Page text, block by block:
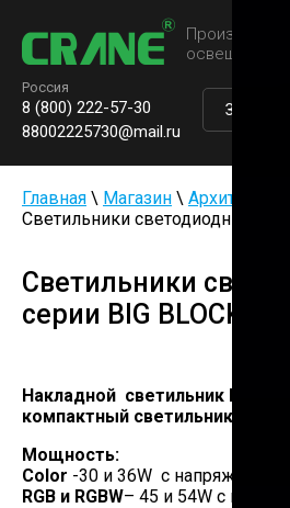
освещения
Россия
8 (800) 222-57-30
88002225730@mail.ru
Главная \ Магазин \
Светильники светодиодные
Светильники
серии BIG BLOCK S
Накладной светильник BIG
компактный светильник в
Мощность:
Color -30 и 36W с напряжением
RGB и RGBW– 45 и 54W с